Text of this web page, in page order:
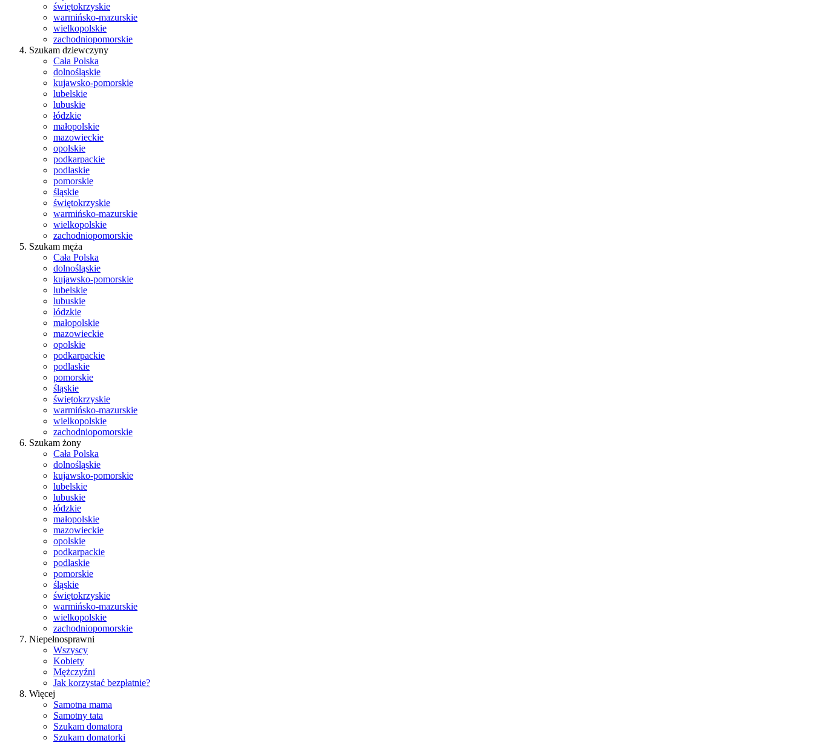
świętokrzyskie
warmińsko-mazurskie
wielkopolskie
zachodniopomorskie
Szukam dziewczyny
Cała Polska
dolnośląskie
kujawsko-pomorskie
lubelskie
lubuskie
łódzkie
małopolskie
mazowieckie
opolskie
podkarpackie
podlaskie
pomorskie
śląskie
świętokrzyskie
warmińsko-mazurskie
wielkopolskie
zachodniopomorskie
Szukam męża
Cała Polska
dolnośląskie
kujawsko-pomorskie
lubelskie
lubuskie
łódzkie
małopolskie
mazowieckie
opolskie
podkarpackie
podlaskie
pomorskie
śląskie
świętokrzyskie
warmińsko-mazurskie
wielkopolskie
zachodniopomorskie
Szukam żony
Cała Polska
dolnośląskie
kujawsko-pomorskie
lubelskie
lubuskie
łódzkie
małopolskie
mazowieckie
opolskie
podkarpackie
podlaskie
pomorskie
śląskie
świętokrzyskie
warmińsko-mazurskie
wielkopolskie
zachodniopomorskie
Niepełnosprawni
Wszyscy
Kobiety
Mężczyźni
Jak korzystać bezpłatnie?
Więcej
Samotna mama
Samotny tata
Szukam domatora
Szukam domatorki